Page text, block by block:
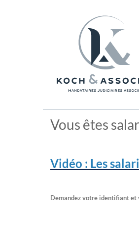
Vous êtes
Vidéo : Les
Demandez votre identifiant et